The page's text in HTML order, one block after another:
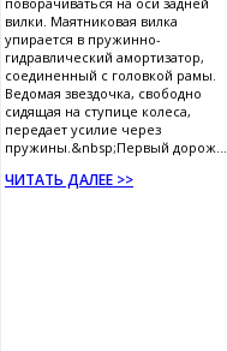
вилки. Маятниковая вилка
упирается в пружинно-
гидравлический амортизатор,
соединенный с головкой рамы.
Ведомая звездочка, свободно
сидящая на ступице колеса,
передает усилие через
пружины.&nbsp;Первый дорож...
ЧИТАТЬ ДАЛЕЕ >>